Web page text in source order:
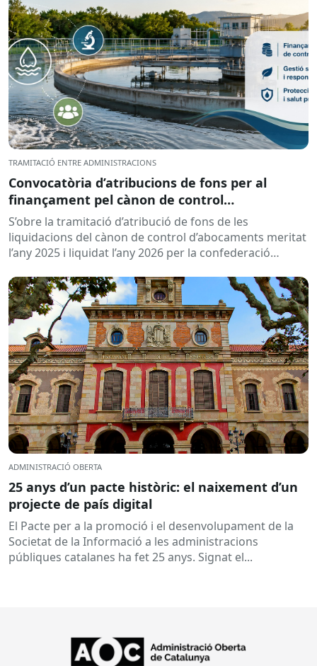
TRAMITACIÓ ENTRE ADMINISTRACIONS
Convocatòria d’atribucions de fons per al
finançament pel cànon de control
d’abocaments meritat l’any 2025 i liquidat l’any
2026
S’obre la tramitació d’atribució de fons de les
liquidacions del cànon de control d’abocaments meritat
l’any 2025 i liquidat l’any 2026 per la confederació
ADMINISTRACIÓ OBERTA
25 anys d’un pacte històric: el naixement d’un
projecte de país digital
El Pacte per a la promoció i el desenvolupament de la
Societat de la Informació a les administracions
públiques catalanes ha fet 25 anys. Signat el...